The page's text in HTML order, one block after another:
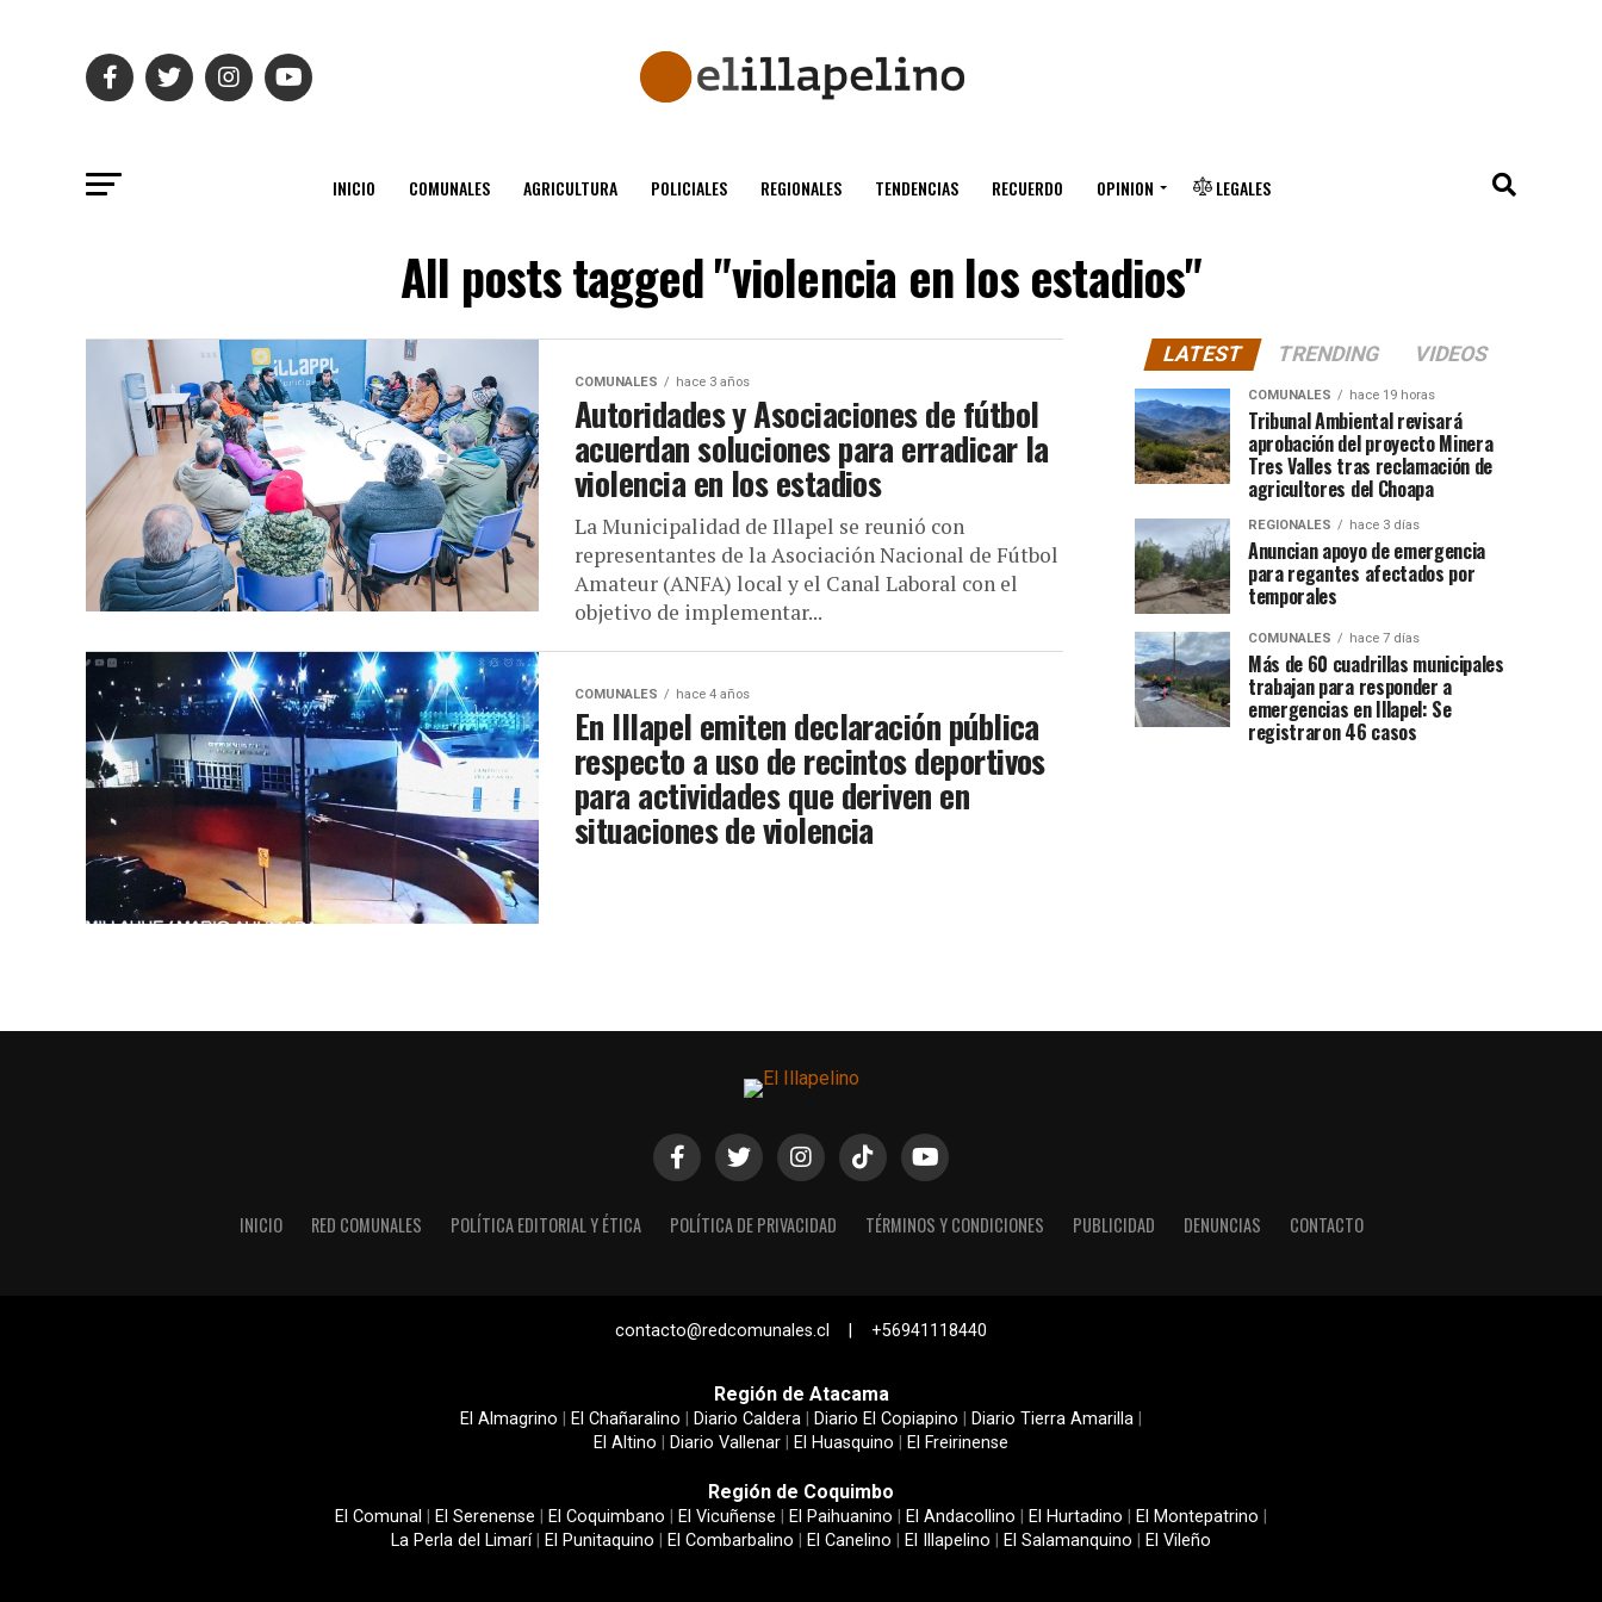
INICIO COMUNALES AGRICULTURA POLICIALES REGIONALES TENDENCIAS RECUERDO OPINION LEGALES
All posts tagged "violencia en los estadios"
COMUNALES hace 3 años
Autoridades y Asociaciones de fútbol
acuerdan soluciones para erradicar la
violencia en los estadios
La Municipalidad de Illapel se reunió con
representantes de la Asociación Nacional de Fútbol
Amateur (ANFA) local y el Canal Laboral con el
objetivo de implementar...
COMUNALES hace 4 años
En Illapel emiten declaración pública
respecto a uso de recintos deportivos
para actividades que deriven en
situaciones de violencia
LATEST TRENDING VIDEOS
COMUNALES hace 19 horas
Tribunal Ambiental revisará
aprobación del proyecto Minera
Tres Valles tras reclamación de
agricultores del Choapa
REGIONALES hace 3 días
Anuncian apoyo de emergencia
para regantes afectados por
temporales
COMUNALES hace 7 días
Más de 60 cuadrillas municipales
trabajan para responder a
emergencias en Illapel: Se
registraron 46 casos
INICIO RED COMUNALES POLÍTICA EDITORIAL Y ÉTICA POLÍTICA DE PRIVACIDAD TÉRMINOS Y CONDICIONES PUBLICIDAD DENUNCIAS CONTACTO
contacto@redcomunales.cl | +56941118440
Región de Atacama
El Almagrino El Chañaralino Diario Caldera Diario El Copiapino Diario Tierra Amarilla
El Altino
Diario Vallenar El Huasquino El Freirinense
Región de Coquimbo
El Comunal El Serenense El Coquimbano El Vicuñense El Paihuanino El Andacollino El Hurtadino El Montepatrino
La Perla del Limarí| El Punitaquino El Combarbalino El Canelino El Illapelino El Salamanquino El Vileño